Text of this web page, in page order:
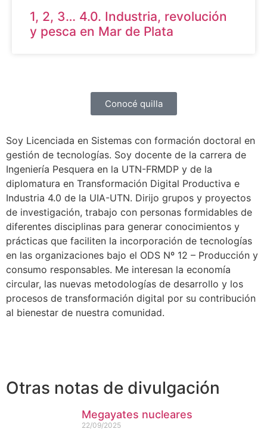
1, 2, 3… 4.0. Industria, revolución
y pesca en Mar de Plata
Conocé quilla
Soy Licenciada en Sistemas con formación doctoral en
gestión de tecnologías. Soy docente de la carrera de
Ingeniería Pesquera en la UTN-FRMDP y de la
diplomatura en Transformación Digital Productiva e
Industria 4.0 de la UIA-UTN. Dirijo grupos y proyectos
de investigación, trabajo con personas formidables de
diferentes disciplinas para generar conocimientos y
prácticas que faciliten la incorporación de tecnologías
en las organizaciones bajo el ODS Nº 12 – Producción y
consumo responsables. Me interesan la economía
circular, las nuevas metodologías de desarrollo y los
procesos de transformación digital por su contribución
al bienestar de nuestra comunidad.
Otras notas de divulgación
Megayates nucleares
22/09/2025